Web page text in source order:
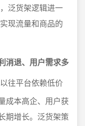
泛货架逻辑进一
现流量和商品的
消退、用户需求多
以往平台依赖低价
成本高企、用户获
期增长。泛货架策